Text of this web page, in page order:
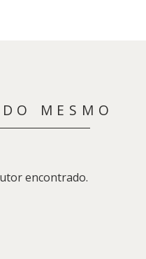
DO MESMO
encontrado.